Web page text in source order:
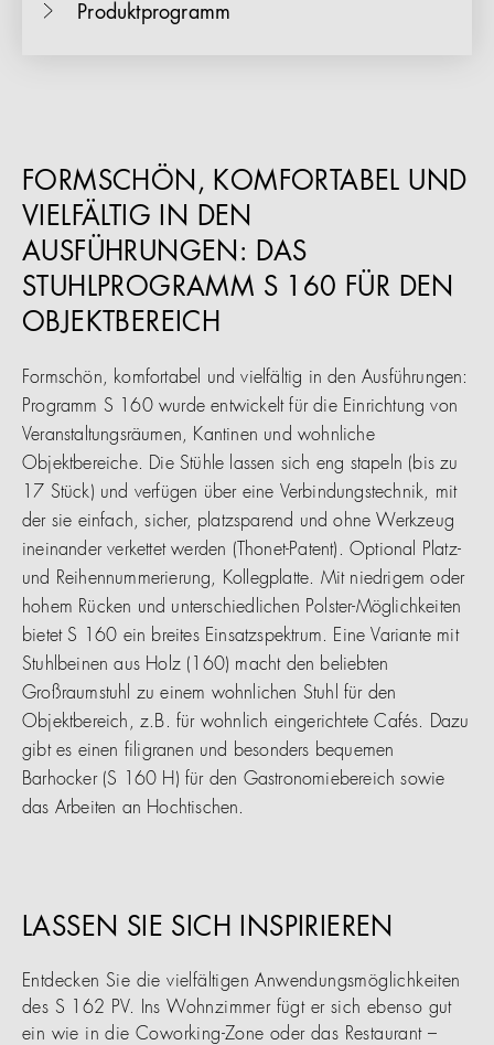
Produktprogramm
FORMSCHÖN, KOMFORTABEL UND
VIELFÄLTIG IN DEN
AUSFÜHRUNGEN: DAS
STUHLPROGRAMM S 160 FÜR DEN
OBJEKTBEREICH
Formschön, komfortabel und vielfältig in den Ausführungen:
Programm S 160 wurde entwickelt für die Einrichtung von
Veranstaltungsräumen, Kantinen und wohnliche
Objektbereiche. Die Stühle lassen sich eng stapeln (bis zu
17 Stück) und verfügen über eine Verbindungstechnik, mit
der sie einfach, sicher, platzsparend und ohne Werkzeug
ineinander verkettet werden (Thonet-Patent). Optional Platz-
und Reihennummerierung, Kollegplatte. Mit niedrigem oder
hohem Rücken und unterschiedlichen Polster-Möglichkeiten
bietet S 160 ein breites Einsatzspektrum. Eine Variante mit
Stuhlbeinen aus Holz (160) macht den beliebten
Großraumstuhl zu einem wohnlichen Stuhl für den
Objektbereich, z.B. für wohnlich eingerichtete Cafés. Dazu
gibt es einen filigranen und besonders bequemen
Barhocker (S 160 H) für den Gastronomiebereich sowie
das Arbeiten an Hochtischen.
LASSEN SIE SICH INSPIRIEREN
Entdecken Sie die vielfältigen Anwendungsmöglichkeiten
des S 162 PV. Ins Wohnzimmer fügt er sich ebenso gut
ein wie in die Coworking-Zone oder das Restaurant –